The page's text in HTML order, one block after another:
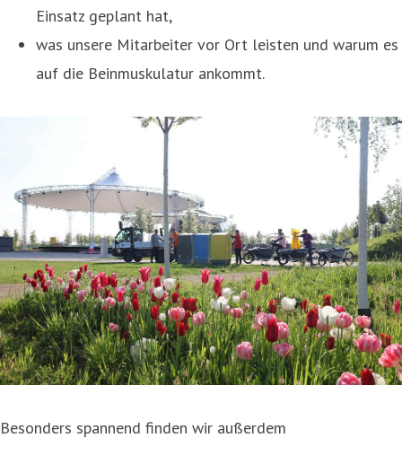
Einsatz geplant hat,
was unsere Mitarbeiter vor Ort leisten und warum es
auf die Beinmuskulatur ankommt.
Besonders spannend finden wir außerdem